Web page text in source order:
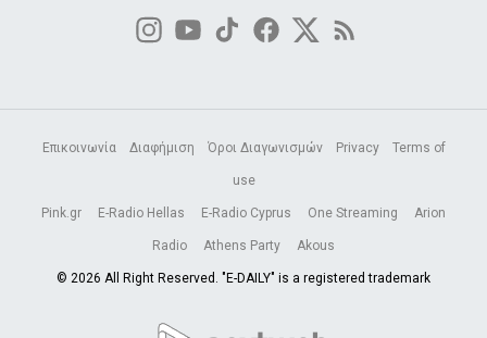
Επικοινωνία Διαφήμιση Όροι Διαγωνισμών Privacy Terms of
use
Pink.gr E-Radio Hellas E-Radio Cyprus One Streaming Arion
Radio Athens Party Akous
© 2026 All Right Reserved. "E-DAILY" is a registered trademark